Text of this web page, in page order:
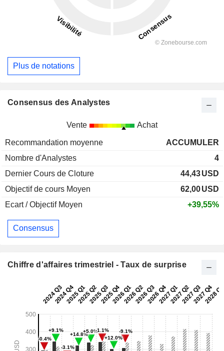
Plus de notations
Consensus des Analystes
Vente Achat
Recommandation moyenne
ACCUMULER
Nombre d'Analystes
4
Dernier Cours de Cloture
44,43USD
Objectif de cours Moyen
62,00USD
Ecart / Objectif Moyen
+39,55%
Consensus
Chiffre d'affaires trimestriel - Taux de surprise